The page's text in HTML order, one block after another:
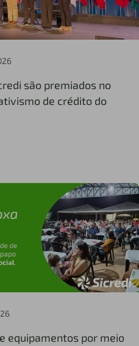
são premiados no
de crédito do
equipamentos por meio